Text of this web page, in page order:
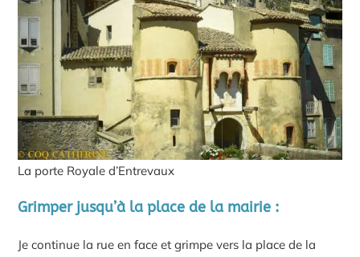
La porte Royale d’Entrevaux
Grimper jusqu’à la place de la mairie :
Je continue la rue en face et grimpe vers la place de la